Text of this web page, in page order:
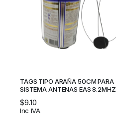
TAGS TIPO ARAÑA 50CM PARA
SISTEMA ANTENAS EAS 8.2MHZ
$9.10
Inc IVA